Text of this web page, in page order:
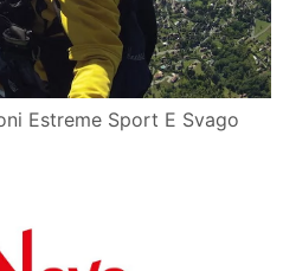
Estreme Sport E Svago